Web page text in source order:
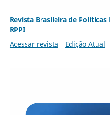
Revista Brasileira de
RPPI
Acessar revista
Edição Atual